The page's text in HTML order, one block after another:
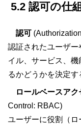
5.2 認可の仕
認可
認証されたユーザ
イル、サービス、
るかどうかを決定す
ロールベースアク
Control: RBAC)
ユーザーに役割（